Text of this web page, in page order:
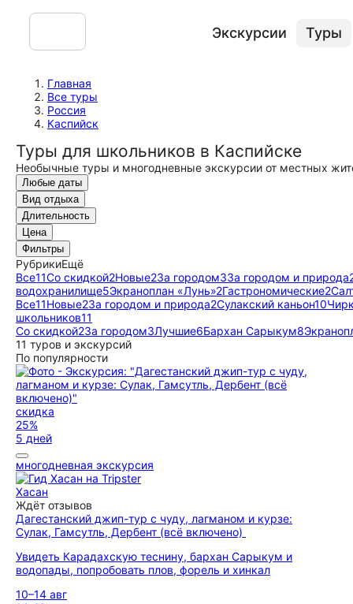
Экскурсии Туры
Главная
Все туры
Россия
Каспийск
Туры для школьников в Каспийске
Необычные туры и многодневные экскурсии от местных
Любые даты
Вид отдыха
Длительность
Цена
Фильтры
РубрикиЕщё
Все11Со скидкой2Новые2За городом3За городом и природа
водохранилище5Экраноплан «Лунь»2Гастрономические2
Все11Новые2За городом и природа2Сулакский каньон10
школьников11
Со скидкой2За городом3Лучшие6Бархан Сарыкум8
11 туров и экскурсий
По популярности
скидка
25%
5 дней
многодневная экскурсия
Хасан
Ждёт отзывов
Дагестанский джип-тур с чуду, лагманом и курзе:
Сулак, Гамсутль, Дербент (всё включено)
Увидеть Карадахскую теснину, бархан Сарыкум и
водопады, попробовать плов, форель и хинкал
10–14 авг